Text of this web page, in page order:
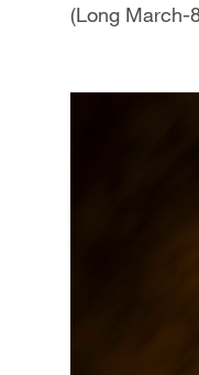
(Long March-